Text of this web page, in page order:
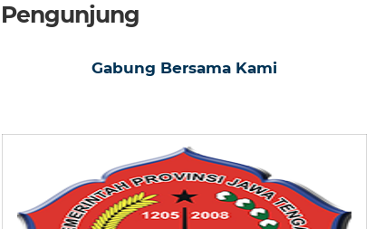
Pengunjung
Gabung Bersama Kami